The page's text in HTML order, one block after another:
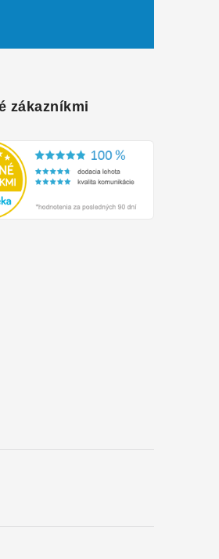
zákazníkmi